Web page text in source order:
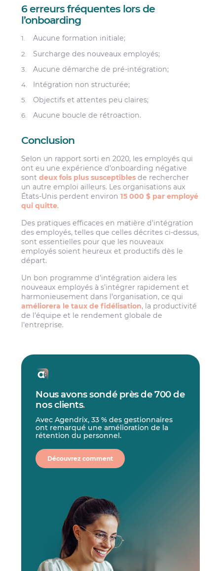
6 erreurs fréquentes lors de
l’onboarding
Aucune formation initiale;
Surcharge des nouveaux employés;
Aucune démarche de pré-intégration;
Intégration non structurée;
Objectifs et attentes peu claires;
Aucune boucle de rétroaction.
Conclusion
Selon un rapport sorti en 2020, les employés qui
ont eu une expérience d’onboarding négative
sontdeux fois plus susceptibles de rechercher
un autre emploi ailleurs. Les organisations aux
États-Unis perdent environ15 000 $ par employé
qui quitte.
Des pratiques efficaces en matière d’intégration
des employés, telles que celles décrites ci-dessus,
sont essentielles pour que les nouveaux
employés soient heureux et productifs dès le
départ.
Un bon programme d’intégration aidera les
nouveaux employés à s’intégrer rapidement et
harmonieusement dans l’organisation, ce qui
améliorera le taux de fidélisation, la productivité
de l’équipe et le rendement globale de
l’entreprise.
Nous avons sondé près de 700 de
nos clients.
Avec Agendrix, 33 % des gestionnaires
ont remarqué une amélioration de la
rétention du personnel.
Découvrez comment